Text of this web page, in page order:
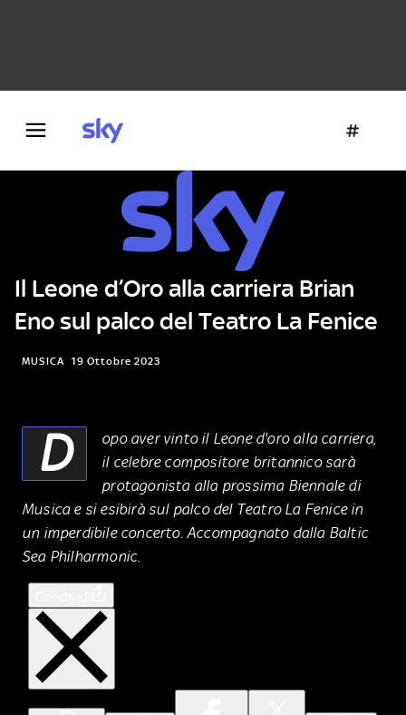
Il Leone d’Oro alla carriera Brian
Eno sul palco del Teatro La Fenice
MUSICA 19 Ottobre 2023
D
opo aver vinto il Leone d'oro alla carriera,
il celebre compositore britannico sarà
protagonista alla prossima Biennale di
Musica e si esibirà sul palco del Teatro La Fenice in
un imperdibile concerto. Accompagnato dalla Baltic
Sea Philharmonic.